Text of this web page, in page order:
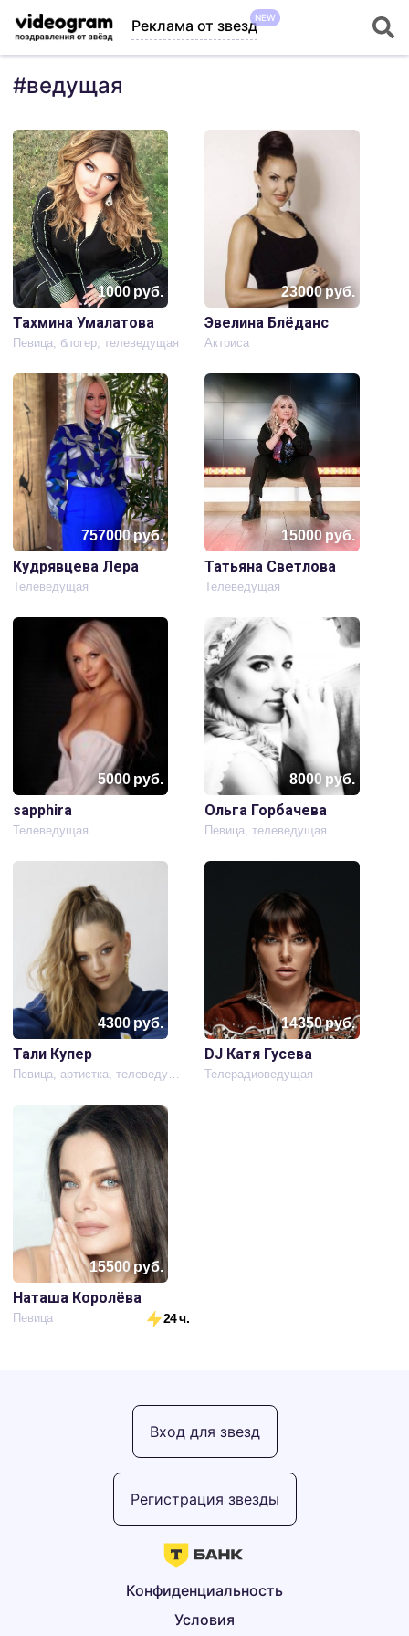
Реклама от звездNEW
#ведущая
1000руб.
Тахмина Умалатова
Певица, блогер, телеведущая
23000руб.
Эвелина Блёданс
Актриса
757000руб.
Кудрявцева Лера
Телеведущая
15000руб.
Татьяна Светлова
Телеведущая
5000руб.
sapphira
Телеведущая
8000 руб.
Ольга Горбачева
Певица, телеведущая
4300руб.
Тали Купер
Певица, артистка, телеведущая
14350руб.
DJ Катя Гусева
Телерадиоведущая
15500руб.
Наташа Королёва
Певица 24 ч.
Условия
Конфиденциальность
Регистрация звезды
Вход для звезд